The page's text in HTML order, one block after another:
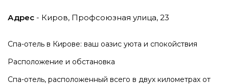
Адрес - Киров, Профсоюзная улица, 23
Спа-отель в Кирове: ваш оазис уюта и спокойствия
Расположение и обстановка
Спа-отель, расположенный всего в двух километрах от